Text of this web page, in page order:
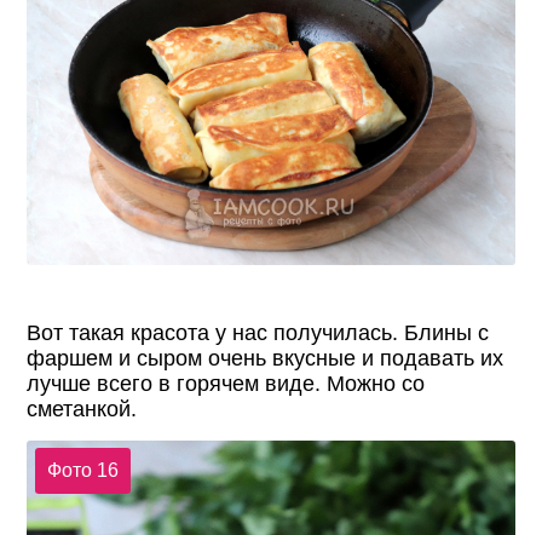
Вот такая красота у нас получилась. Блины с
фаршем и сыром очень вкусные и подавать их
лучше всего в горячем виде. Можно со
сметанкой.
Фото 16